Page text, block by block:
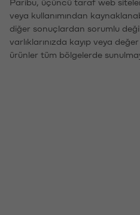
veya kullanımından
diğer sonuçlardan sorumlu
varlıklarınızda kayıp veya
ürünler tüm bölgelerde